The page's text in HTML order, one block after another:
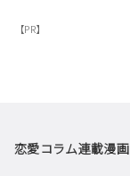
【PR】
恋愛コラム連載漫画